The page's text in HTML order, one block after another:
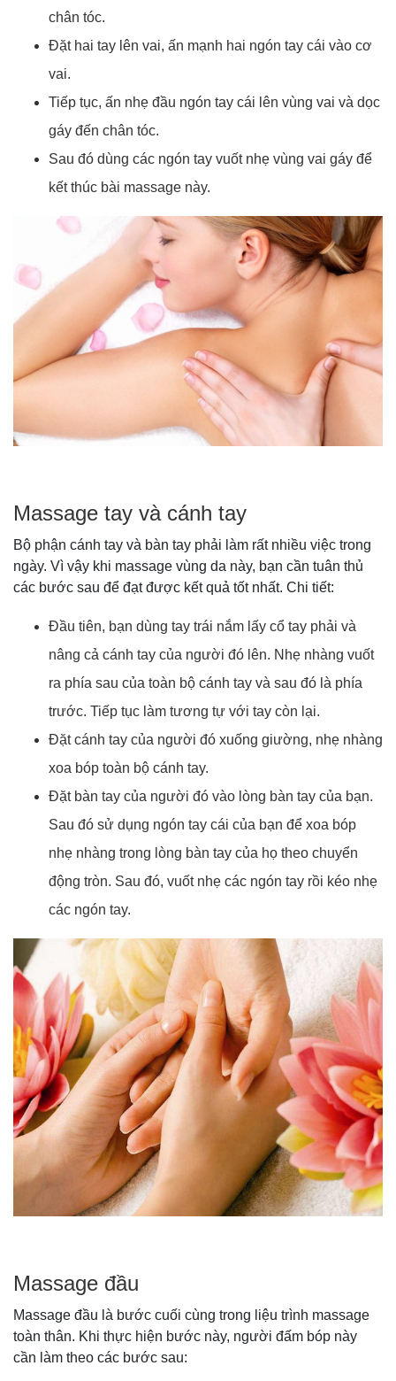
chân tóc.
Đặt hai tay lên vai, ấn mạnh hai ngón tay cái vào cơ
vai.
Tiếp tục, ấn nhẹ đầu ngón tay cái lên vùng vai và dọc
gáy đến chân tóc.
Sau đó dùng các ngón tay vuốt nhẹ vùng vai gáy để
kết thúc bài massage này.
Massage tay và cánh tay
Bộ phận cánh tay và bàn tay phải làm rất nhiều việc trong
ngày. Vì vậy khi massage vùng da này, bạn cần tuân thủ
các bước sau để đạt được kết quả tốt nhất. Chi tiết:
Đầu tiên, bạn dùng tay trái nắm lấy cổ tay phải và
nâng cả cánh tay của người đó lên. Nhẹ nhàng vuốt
ra phía sau của toàn bộ cánh tay và sau đó là phía
trước. Tiếp tục làm tương tự với tay còn lại.
Đặt cánh tay của người đó xuống giường, nhẹ nhàng
xoa bóp toàn bộ cánh tay.
Đặt bàn tay của người đó vào lòng bàn tay của bạn.
Sau đó sử dụng ngón tay cái của bạn để xoa bóp
nhẹ nhàng trong lòng bàn tay của họ theo chuyển
động tròn. Sau đó, vuốt nhẹ các ngón tay rồi kéo nhẹ
các ngón tay.
Massage đầu
Massage đầu là bước cuối cùng trong liệu trình massage
toàn thân. Khi thực hiện bước này, người đấm bóp này
cần làm theo các bước sau: